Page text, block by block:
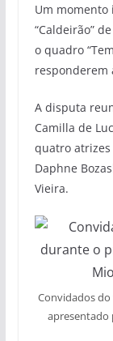
Um
“Caldeirão”
o quadro
responderem
A disputa
Camilla de
quatro atrizes
Daphne
Vieira.
Convidados
apresentado